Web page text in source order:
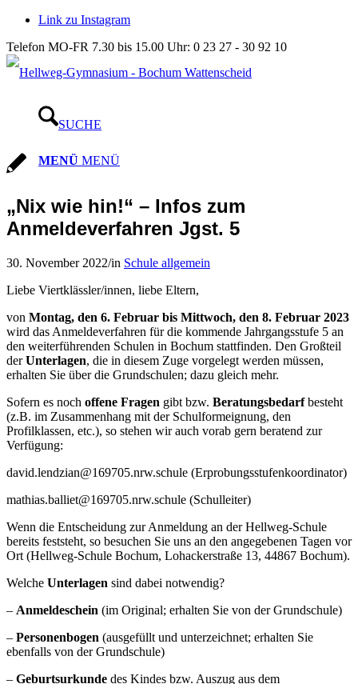
Link zu Instagram
Telefon MO-FR 7.30 bis 15.00 Uhr: 0 23 27 - 30 92 10
SUCHE
MENÜ MENÜ
„Nix wie hin!“ – Infos zum
Anmeldeverfahren Jgst. 5
30. November 2022/in Schule allgemein
Liebe Viertklässler/innen, liebe Eltern,
von Montag, den 6. Februar bis Mittwoch, den 8. Februar 2023
wird das Anmeldeverfahren für die kommende Jahrgangsstufe 5 an
den weiterführenden Schulen in Bochum stattfinden. Den Großteil
derUnterlagen, die in diesem Zuge vorgelegt werden müssen,
erhalten Sie über die Grundschulen; dazu gleich mehr.
Sofern es noch offene Fragen gibt bzw. Beratungsbedarfbesteht
(z.B. im Zusammenhang mit der Schulformeignung, den
Profilklassen, etc.), so stehen wir auch vorab gern beratend zur
Verfügung:
david.lendzian@169705.nrw.schule (Erprobungsstufenkoordinator)
mathias.balliet@169705.nrw.schule (Schulleiter)
Wenn die Entscheidung zur Anmeldung an der Hellweg-Schule
bereits feststeht, so besuchen Sie uns an den angegebenen Tagen vor
Ort (Hellweg-Schule Bochum, Lohackerstraße 13, 44867 Bochum).
Welche Unterlagen sind dabei notwendig?
– Anmeldeschein (im Original; erhalten Sie von der Grundschule)
– Personenbogen (ausgefüllt und unterzeichnet; erhalten Sie
ebenfalls von der Grundschule)
– Geburtsurkunde des Kindes bzw. Auszug aus dem